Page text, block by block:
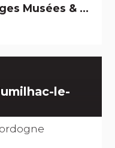
+ et les - Edifices remarquables
le-